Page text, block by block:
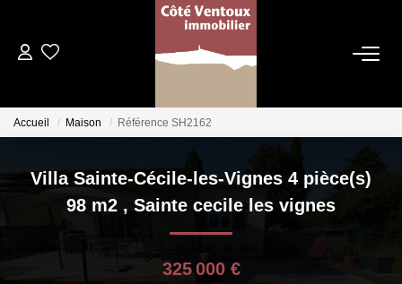
Qui Sommes Nous
Les Dentelles Montmirail
Notre Équipe
Accueil Maison Référence SH2162
Villa Sainte-Cécile-les-Vignes 4 pièce(s)
98 m2 , Sainte cecile les vignes
325 000 €